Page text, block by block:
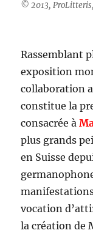
© 2013,
Rassemblant
exposition
collaboration
constitue la
consacrée à
plus grands
en Suisse
vocation
la création de